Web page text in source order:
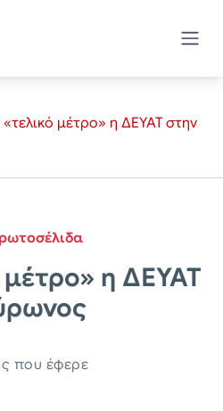
«τελικό μέτρο» η ΔΕΥΑΤ στην
μέτρο» η ΔΕΥΑΤ
που έφερε